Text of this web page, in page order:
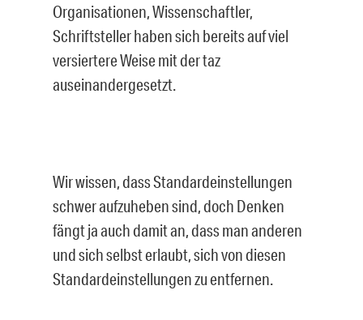
Organisationen, Wissenschaftler,
Schriftsteller haben sich bereits auf viel
versiertere Weise mit der taz
auseinandergesetzt.
Wir wissen, dass Standardeinstellungen
schwer aufzuheben sind, doch Denken
fängt ja auch damit an, dass man anderen
und sich selbst erlaubt, sich von diesen
Standardeinstellungen zu entfernen.